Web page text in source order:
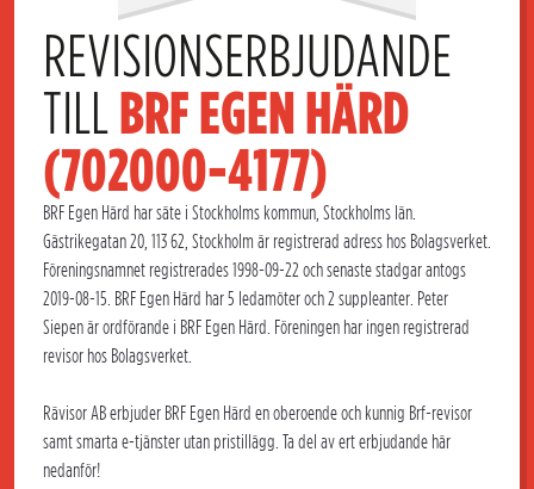
REVISIONSERBJUDANDE
TILL BRF EGEN HÄRD
(702000-4177)
BRF Egen Härd har säte i Stockholms kommun, Stockholms län.
Gästrikegatan 20, 113 62, Stockholm är registrerad adress hos Bolagsverket.
Föreningsnamnet registrerades 1998-09-22 och senaste stadgar antogs
2019-08-15. BRF Egen Härd har 5 ledamöter och 2 suppleanter. Peter
Siepen är ordförande i BRF Egen Härd. Föreningen har ingen registrerad
revisor hos Bolagsverket.
Rävisor AB erbjuder BRF Egen Härd en oberoende och kunnig Brf-revisor
samt smarta e-tjänster utan pristillägg. Ta del av ert erbjudande här
nedanför!